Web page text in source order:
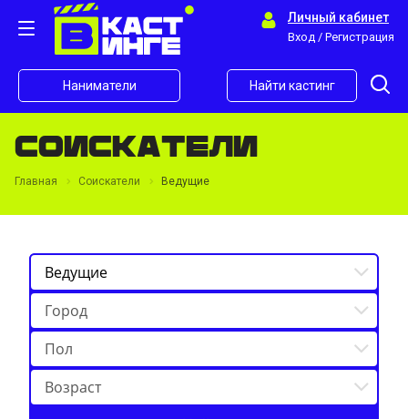
Личный кабинет
Вход / Регистрация
Наниматели Найти кастинг
Соискатели
Главная Соискатели Ведущие